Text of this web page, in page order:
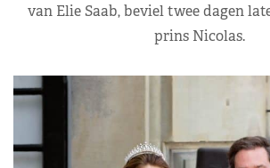
van Elie Saab, beviel twee dagen
prins Nicolas.